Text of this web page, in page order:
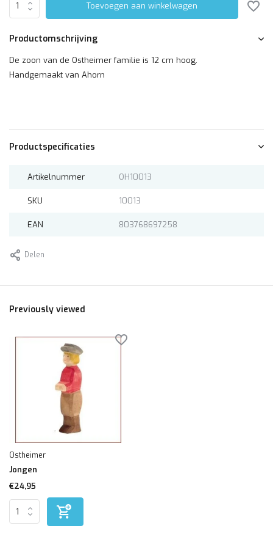
Toevoegen aan winkelwagen
Productomschrijving
De zoon van de Ostheimer familie is 12 cm hoog.
Handgemaakt van Ahorn
Productspecificaties
Artikelnummer OH10013
SKU 10013
EAN 803768697258
Delen
Previously viewed
Ostheimer
Jongen
€24,95